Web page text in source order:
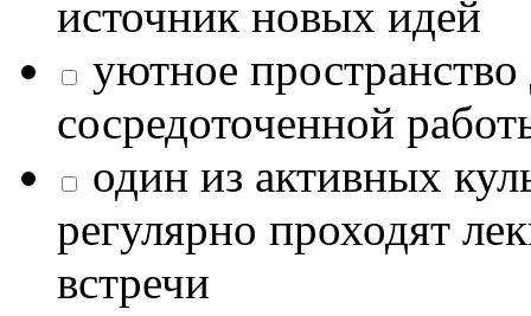
источник новых идей
уютное
сосредоточенной
один из активных
регулярно проходят
встречи